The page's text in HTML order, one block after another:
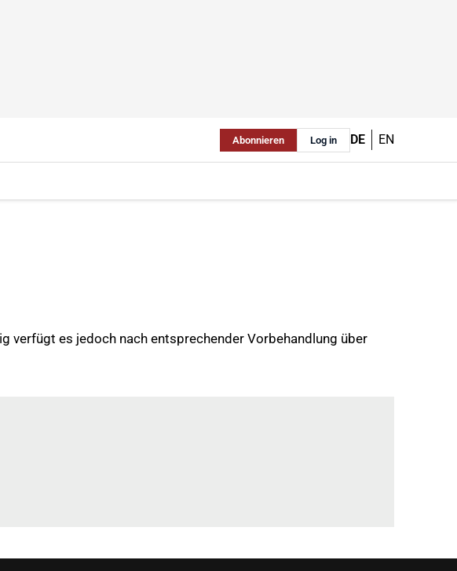
Abonnieren Log in DE EN
verfügt es jedoch nach entsprechender Vorbehandlung über